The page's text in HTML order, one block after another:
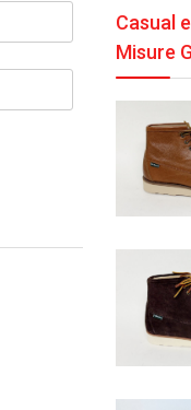
Casual
Misure